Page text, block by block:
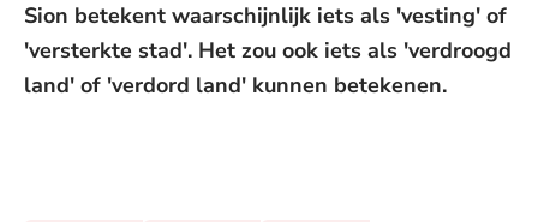
Sion betekent waarschijnlijk iets als 'vesting' of
'versterkte stad'. Het zou ook iets als 'verdroogd
land' of 'verdord land' kunnen betekenen.